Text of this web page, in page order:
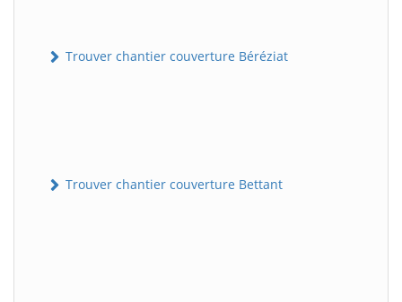
Trouver chantier couverture Béréziat
Trouver chantier couverture Bettant